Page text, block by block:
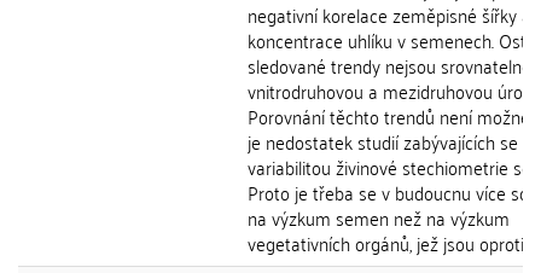
negativní korelace zeměpisné šířky a
koncentrace uhlíku v semenech.
sledované trendy nejsou srovnatelné
vnitrodruhovou a mezidruhovou
Porovnání těchto trendů není možné,
je nedostatek studií zabývajících se
variabilitou živinové stechiometrie
Proto je třeba se v budoucnu více
na výzkum semen než na výzkum
vegetativních orgánů, jež jsou oproti...